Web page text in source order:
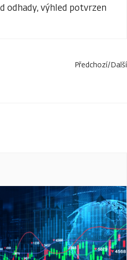
odhady, výhled potvrzen
Předchozí/Další